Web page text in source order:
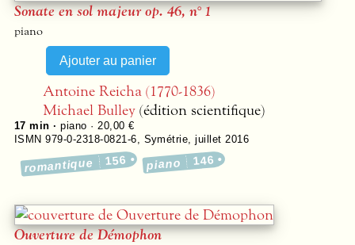
Sonate en sol majeur op. 46, n° 1
piano
Antoine Reicha (1770-1836)
Michael Bulley (édition scientifique)
17 min ·piano · 20,00 €
ISMN 979-0-2318-0821-6, Symétrie,juillet 2016
romantique 156 piano 146
Ouverture de Démophon